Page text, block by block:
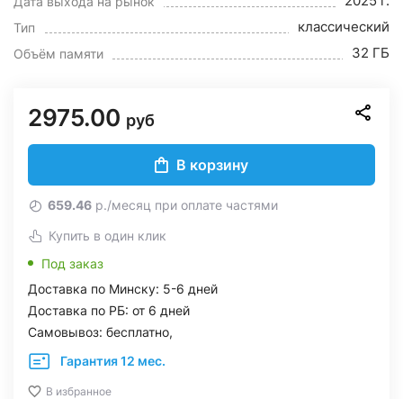
Тип классический
Объём памяти 32 ГБ
2975.00 руб
В корзину
659.46 р./месяц при оплате частями
Купить в один клик
Под заказ
Доставка по Минску: 5-6 дней
Доставка по РБ: от 6 дней
Самовывоз: бесплатно,
Гарантия 12 мес.
В избранное